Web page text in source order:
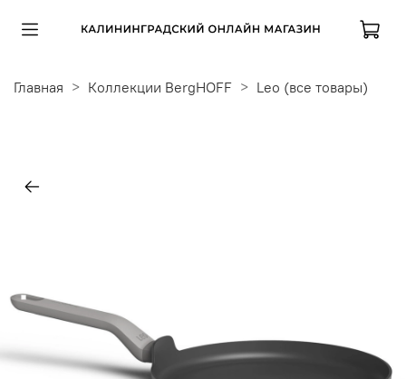
Главная Коллекции BergHOFF Leo (все товары)